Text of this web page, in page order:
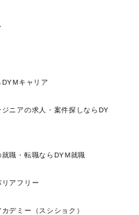
キャリア
ニアの求人・案件探しならDY
職・転職ならDYM就職
アフリー
デミー（スシショク）